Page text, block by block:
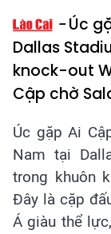
Úc
Dallas
knock-out
Cập chờ
Úc gặp Ai
Nam tại
trong khuôn
Đây là cặp
Á giàu thể